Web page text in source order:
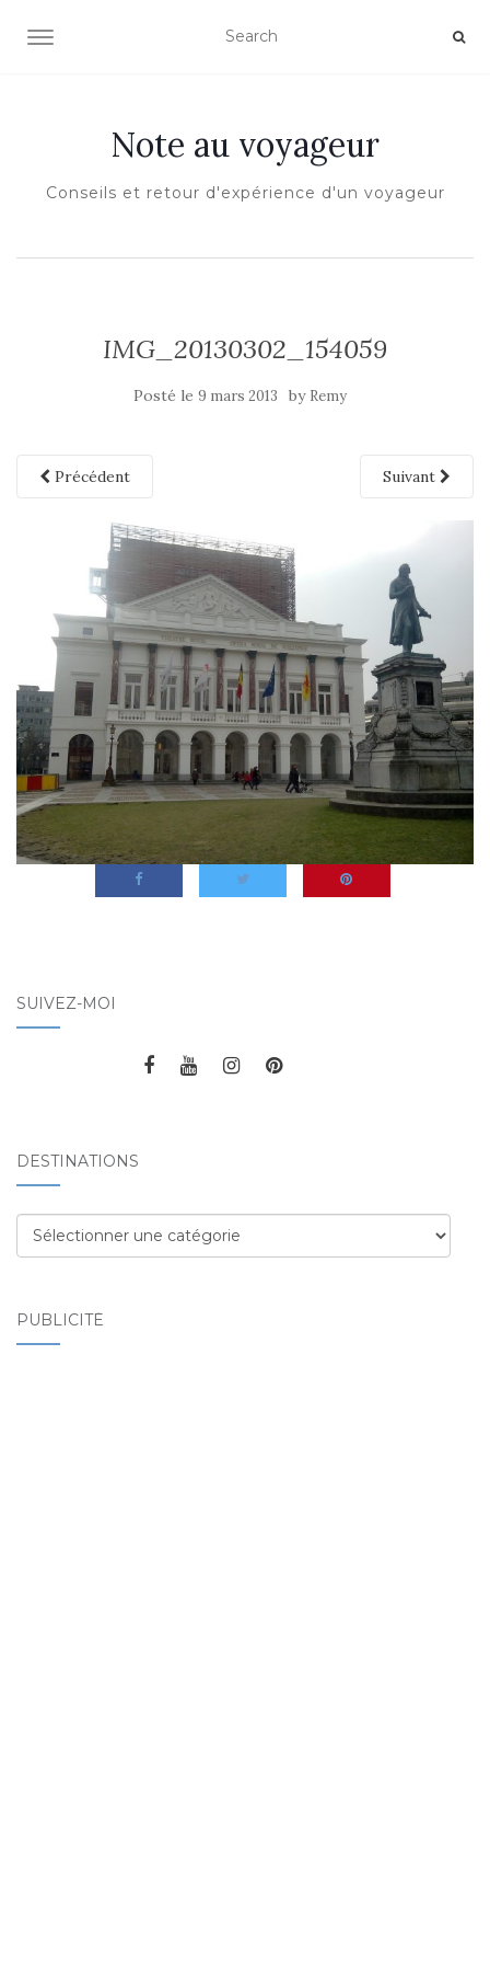
OUVRIR/FERMER LA NAVIGATION
Note au voyageur
Conseils et retour d'expérience d'un voyageur
IMG_20130302_154059
Posté le 9 mars 2013 by Remy
Précédent Suivant
SUIVEZ-MOI
DESTINATIONS
Destinations
PUBLICITÉ